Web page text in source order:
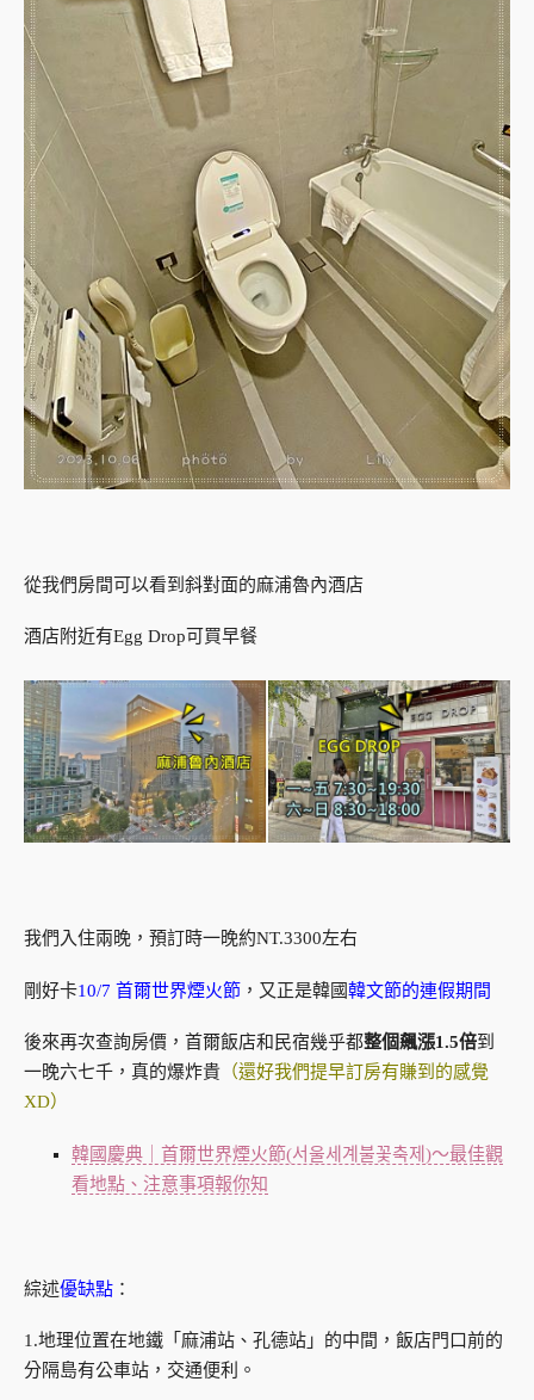
從我們房間可以看到斜對面的麻浦魯內酒店
酒店附近有Egg Drop可買早餐
我們入住兩晚，預訂時一晚約NT.3300左右
剛好卡10/7 首爾世界煙火節 ，又正是韓國韓文節的連假期間
後來再次查詢房價，首爾飯店和民宿幾乎都整個飆漲1.5倍到
一晚六七千，真的爆炸貴 （還好我們提早訂房有賺到的感覺
XD）
韓國慶典｜首爾世界煙火節(서울세계불꽃축제)～最佳觀
看地點、注意事項報你知
綜述優缺點 ：
1.地理位置在地鐵「麻浦站、孔德站」的中間，飯店門口前的
分隔島有公車站，交通便利。